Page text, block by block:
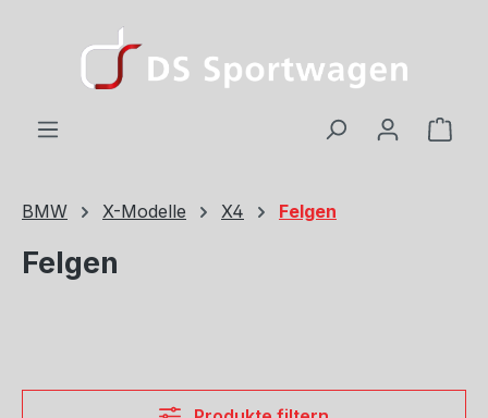
Zum Hauptinhalt springen
BMW X-Modelle X4 Felgen
Felgen